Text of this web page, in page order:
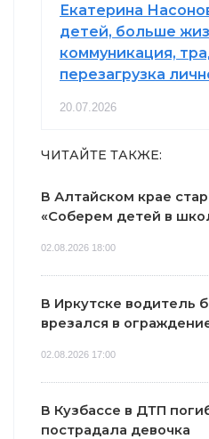
Екатерина
детей, больше
коммуникация,
перезагрузка
20.07.2026
ЧИТАЙТЕ ТАКЖЕ:
В Алтайском крае
«Соберем детей в
02.08.2026 18:00
В Иркутске водитель
врезался в
02.08.2026 17:00
В Кузбассе в ДТП
пострадала девочка